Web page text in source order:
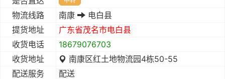
物流线路 南康
电白县
提货地址
广东省茂名市电白县
收货电话
18679076703
收货地址
南康区红土地物流园4栋50-55
配送服务
配送